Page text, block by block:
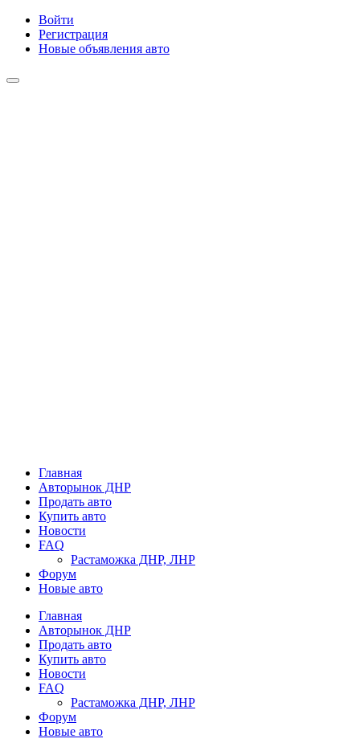
Войти
Регистрация
Новые объявления авто
Главная
Авторынок ДНР
Продать авто
Купить авто
Новости
FAQ
Растаможка ДНР, ЛНР
Форум
Новые авто
Главная
Авторынок ДНР
Продать авто
Купить авто
Новости
FAQ
Растаможка ДНР, ЛНР
Форум
Новые авто